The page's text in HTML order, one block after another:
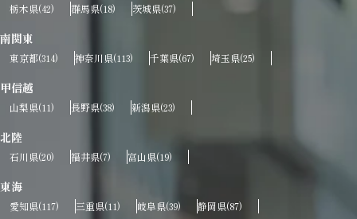
栃木県(42) 群馬県(18) 茨城県(37)
南関東
東京都(314) 神奈川県(113) 千葉県(67) 埼玉県(25)
甲信越
山梨県(11) 長野県(38) 新潟県(23)
北陸
石川県(20) 福井県(7) 富山県(19)
東海
愛知県(117) 三重県(11) 岐阜県(39) 静岡県(87)